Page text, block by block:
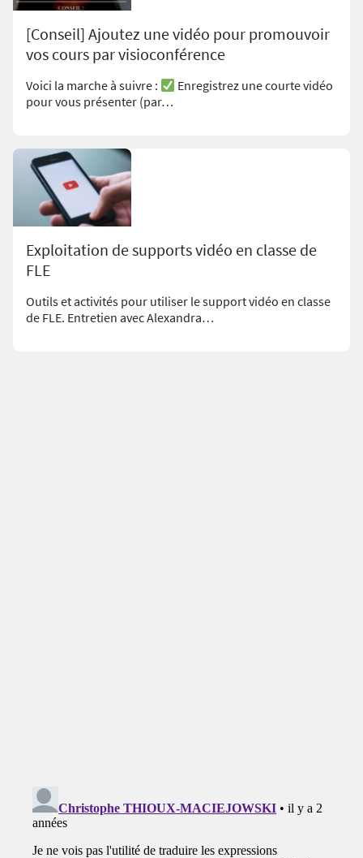
[Conseil] Ajoutez une vidéo pour promouvoir
vos cours par visioconférence
Voici la marche à suivre :
Enregistrez une courte vidéo
pour vous présenter (par…
Exploitation de supports vidéo en classe de
FLE
Outils et activités pour utiliser le support vidéo en classe
de FLE. Entretien avec Alexandra…